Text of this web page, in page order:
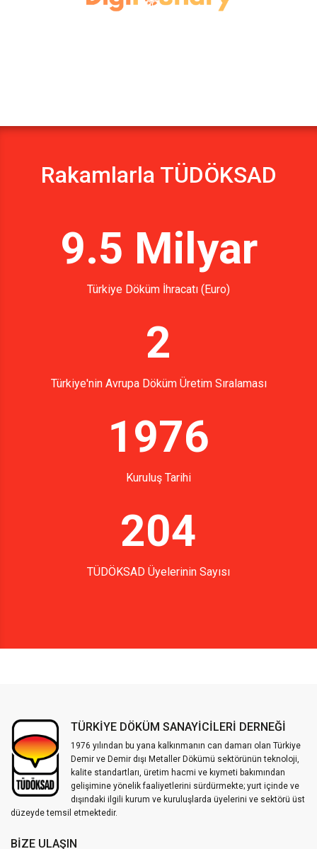
Rakamlarla TÜDÖKSAD
9.5 Milyar
Türkiye Döküm İhracatı (Euro)
2
Türkiye'nin Avrupa Döküm Üretim Sıralaması
1976
Kuruluş Tarihi
204
TÜDÖKSAD Üyelerinin Sayısı
TÜRKİYE DÖKÜM SANAYİCİLERİ DERNEĞİ
1976 yılından bu yana kalkınmanın can damarı olan Türkiye
Demir ve Demir dışı Metaller Dökümü sektörünün teknoloji,
kalite standartları, üretim hacmi ve kıymeti bakımından
gelişimine yönelik faaliyetlerini sürdürmekte; yurt içinde ve
dışındaki ilgili kurum ve kuruluşlarda üyelerini ve sektörü üst
düzeyde temsil etmektedir.
BIZE ULAŞIN